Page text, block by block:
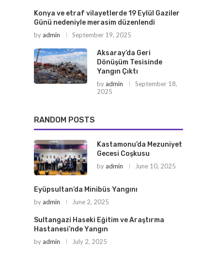
Konya ve etraf vilayetlerde 19 Eylül Gaziler
Günü nedeniyle merasim düzenlendi
byadmin September 19, 2025
Aksaray’da Geri
Dönüşüm Tesisinde
Yangın Çıktı
byadmin
September 18,
2025
RANDOM POSTS
Kastamonu’da Mezuniyet
Gecesi Coşkusu
byadmin June 10, 2025
Eyüpsultan’da Minibüs Yangını
byadmin June 2, 2025
Sultangazi Haseki Eğitim ve Araştırma
Hastanesi’nde Yangın
byadmin July 2, 2025